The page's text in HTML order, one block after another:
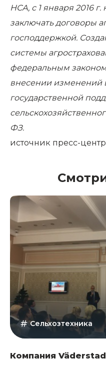
НСА, с 1 января 2016
заключать договоры
господдержкой.
системы
федеральным
внесении изменений
государственной
ФЗ.
источник пресс-
Сельхозтехника
Компания